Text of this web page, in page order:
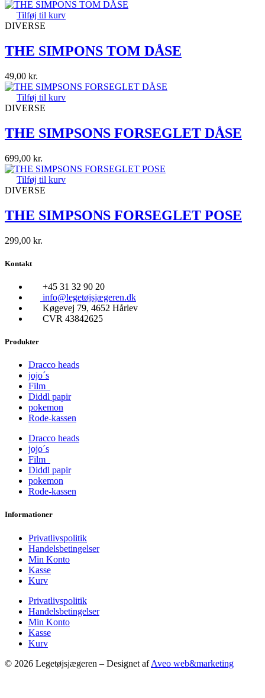
Tilføj til kurv
DIVERSE
THE SIMPONS TOM DÅSE
49,00 kr.
Tilføj til kurv
DIVERSE
THE SIMPSONS FORSEGLET DÅSE
699,00 kr.
Tilføj til kurv
DIVERSE
THE SIMPSONS FORSEGLET POSE
299,00 kr.
Kontakt
+45 31 32 90 20
info@legetøjsjægeren.dk
Køgevej 79, 4652 Hårlev
CVR 43842625
Produkter
Dracco heads
jojo´s
Film
Diddl papir
pokemon
Rode-kassen
Dracco heads
jojo´s
Film
Diddl papir
pokemon
Rode-kassen
Informationer
Privatlivspolitik
Handelsbetingelser
Min Konto
Kasse
Kurv
Privatlivspolitik
Handelsbetingelser
Min Konto
Kasse
Kurv
© 2026 Legetøjsjægeren – Designet afAveo web&marketing